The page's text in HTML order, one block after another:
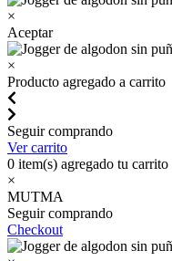
×
Aceptar
×
Producto agregado a carrito
Seguir comprando
Ver carrito
0 item(s) agregado tu carrito
×
MUTMA
Seguir comprando
Checkout